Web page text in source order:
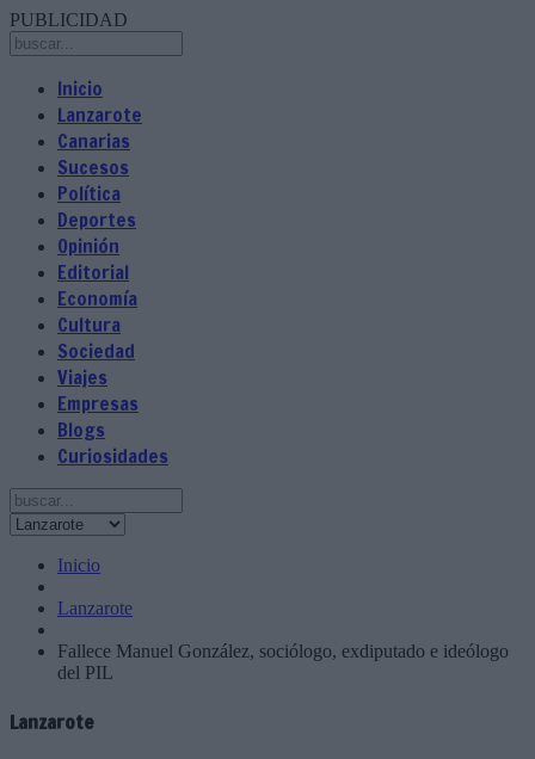
PUBLICIDAD
Inicio
Lanzarote
Canarias
Sucesos
Política
Deportes
Opinión
Editorial
Economía
Cultura
Sociedad
Viajes
Empresas
Blogs
Curiosidades
Inicio
Lanzarote
Fallece Manuel González, sociólogo, exdiputado e ideólogo
del PIL
Lanzarote